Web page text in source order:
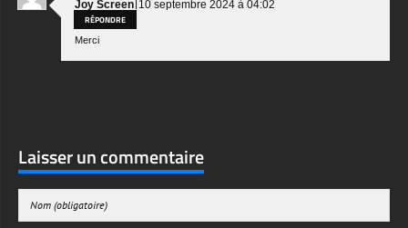
Laisser un commentaire